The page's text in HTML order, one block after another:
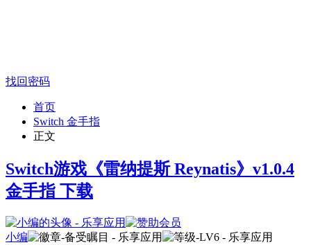
找回密码
首页
Switch 金手指
正文
Switch游戏《雷纳提斯 Reynatis》v1.0.4
金手指 下载
小编